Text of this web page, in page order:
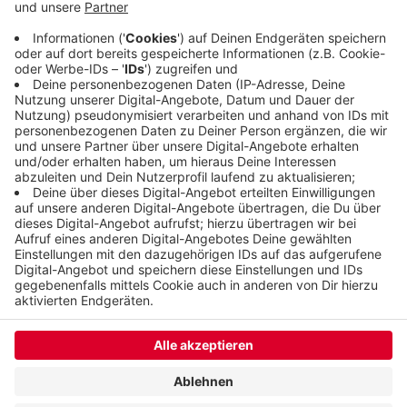
Verschönerungsverein gegen die Pläne klagen. Der
VCD fragt sich, wo die großen Demos gegen eine
Autobahn über die Wuppertaler Südhöhen bleiben.
Veröffentlicht: Dienstag, 23.01.2024 13:41
Anzeige
Anzeige